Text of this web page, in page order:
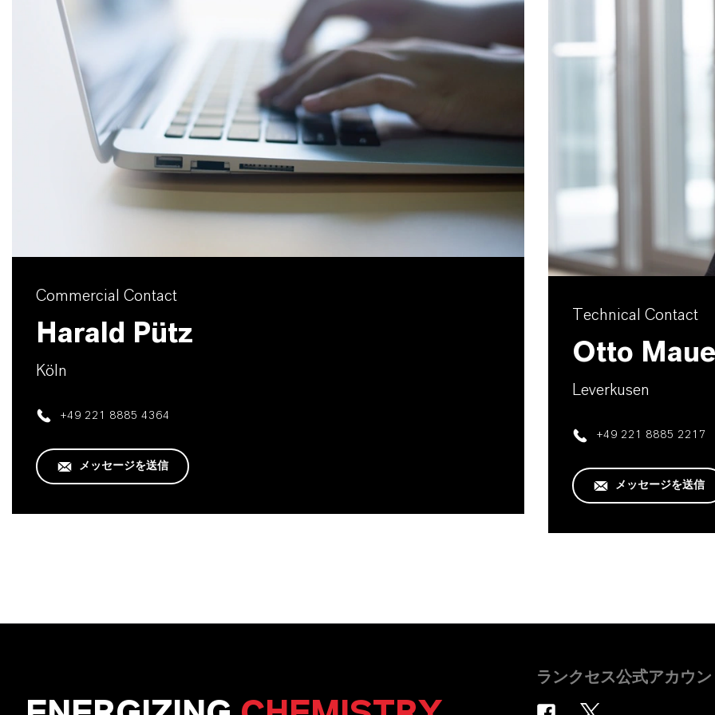
Commercial Contact
Harald Pütz
Köln
+49 221 8885 4364
メッセージを送信
Technical Contact
Otto
Leverkusen
+49 221 8885 2217
メッセージを送信
ランクセス公式アカウン